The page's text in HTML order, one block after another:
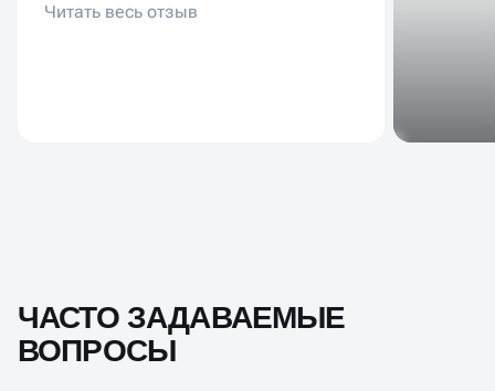
ЧАСТО ЗАДАВАЕМЫЕ
ВОПРОСЫ